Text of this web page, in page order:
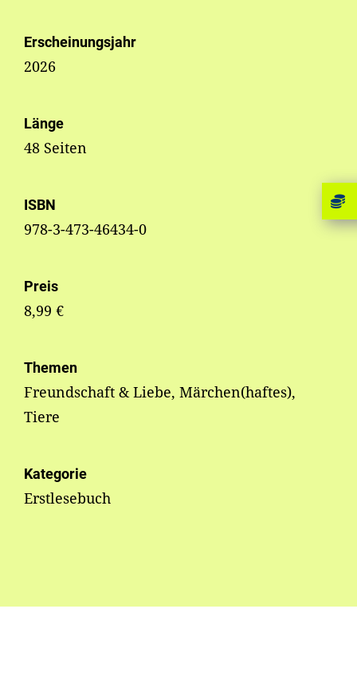
Erscheinungsjahr
2026
Länge
48 Seiten
ISBN
978-3-473-46434-0
Preis
8,99 €
Themen
Freundschaft & Liebe, Märchen(haftes),
Tiere
Kategorie
Erstlesebuch